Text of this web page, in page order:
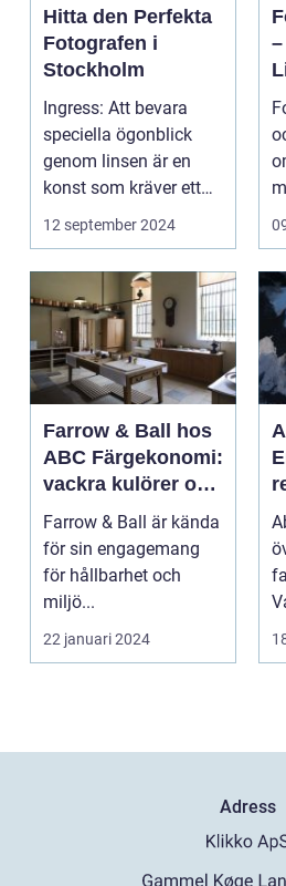
Hitta den Perfekta
Fotografen i
Stockholm
Ingress: Att bevara
speciella ögonblick
genom linsen är en
konst som kräver ett
tr&au...
12 september 2024
Farrow & Ball hos
ABC Färgekonomi:
vackra kulörer och
miljömedvetenhet
Farrow & Ball är kända
för sin engagemang
för hållbarhet och
miljö...
22 januari 2024
Adress